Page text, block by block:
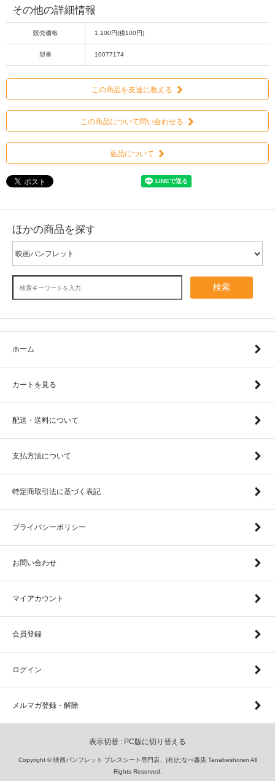
その他の詳細情報
販売価格 1,100円(税100円)
型番 10077174
この商品を友達に教える
この商品について問い合わせる
返品について
ほかの商品を探す
検索
ホーム
カートを見る
配送・送料について
支払方法について
特定商取引法に基づく表記
プライバシーポリシー
お問い合わせ
マイアカウント
会員登録
ログイン
メルマガ登録・解除
表示切替 : PC版に切り替える
Copyright © 映画パンフレット プレスシート専門店、(有)たなべ書店 Tanabeshoten All
Rights Reserved.